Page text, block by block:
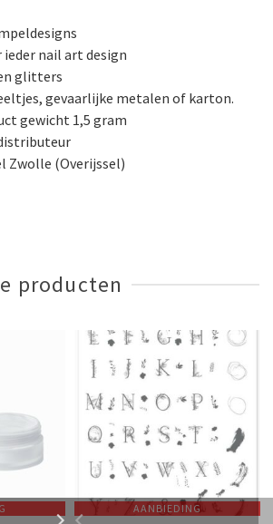
ieder nail art design
glitters
gevaarlijke metalen of karton.
gewicht 1,5 gram
Zwolle (Overijssel)
producten
AANBIEDING